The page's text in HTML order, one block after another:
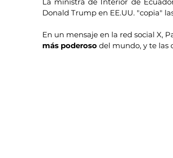
Donald Trump en EE.UU. "copia"
En un mensaje en la red social X,
más poderoso del mundo, y te las